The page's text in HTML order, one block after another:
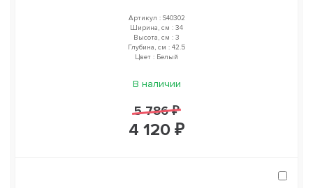
Артикул : S40302
Ширина, см : 34
Высота, см : 3
Глубина, см : 42.5
Цвет : Белый
В наличии
5 786 ₽
4 120 ₽